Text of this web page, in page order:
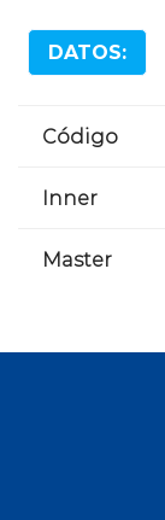
DATOS:
Código
Inner
Master